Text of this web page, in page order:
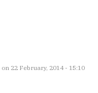
on 22 February, 2014 - 15:10